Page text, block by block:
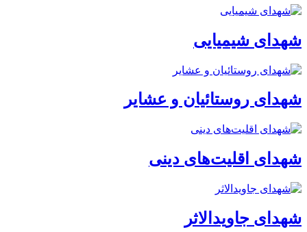
شهدای شیمیایی
شهدای روستائیان و عشایر
شهدای اقلیت‌های دینی
شهدای جاویدالاثر